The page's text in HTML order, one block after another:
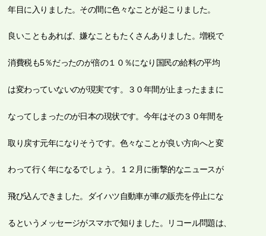
年目に入りました。その間に色々なことが起こりました。
良いこともあれば、嫌なこともたくさんありました。増税で
消費税も5％だったのが倍の１０％になり国民の給料の平均
は変わっていないのが現実です。３０年間が止まったままに
なってしまったのが日本の現状です。今年はその３０年間を
取り戻す元年になりそうです。色々なことが良い方向へと変
わって行く年になるでしょう。１２月に衝撃的なニュースが
飛び込んできました。ダイハツ自動車が車の販売を停止にな
るというメッセージがスマホで知りました。リコール問題は、